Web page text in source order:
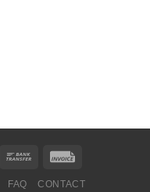
FAQ
CONTACT